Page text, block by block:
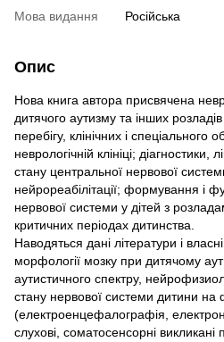
Мова видання
Російська
Опис
Нова книга автора присвячена
дитячого аутизму та інших
перебігу, клінічних і спеціального
неврологічній клініці; діагностики,
стану центральної нервової
нейрореабілітації; формування і
нервової системи у дітей з
критичних періодах дитинства.
Наводяться дані літератури і
морфології мозку при дитячому
аутистичного спектру,
стану нервової системи дитини на
(електроенцефалографія,
слухові, соматосенсорні викликані